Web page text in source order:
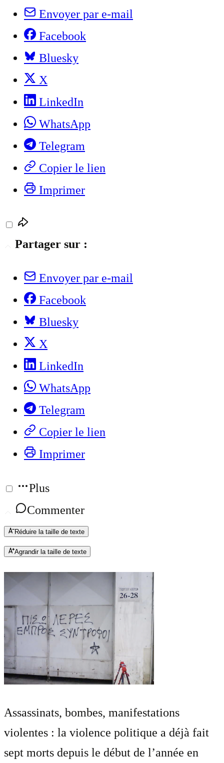
Envoyer par e-mail
Facebook
Bluesky
X
LinkedIn
WhatsApp
Telegram
Copier le lien
Imprimer
Partager sur :
Envoyer par e-mail
Facebook
Bluesky
X
LinkedIn
WhatsApp
Telegram
Copier le lien
Imprimer
Plus
Commenter
Réduire la taille de texte
Agrandir la taille de texte
Assassinats, bombes, manifestations
violentes : la violence politique a déjà fait
sept morts depuis le début de l’année en